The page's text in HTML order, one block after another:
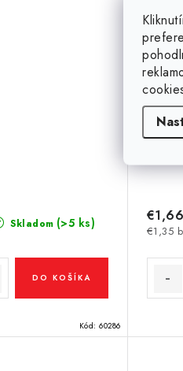
Skladom (>5 ks)
DO KOŠÍKA
Kód: 60286
€1,35
€1,66